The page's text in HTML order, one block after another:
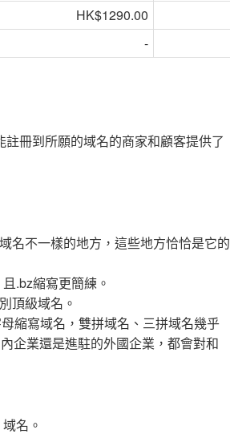
HK$1290.00
-
冊到所願的域名的商家和顧客提供了
名不一樣的地方，這些地方恰恰是它的
.bz縮寫更簡練。
頂級域名。
縮寫域名，雙拼域名、三拼域名幾乎
企業還是進駐的外國企業，都會對和
名。